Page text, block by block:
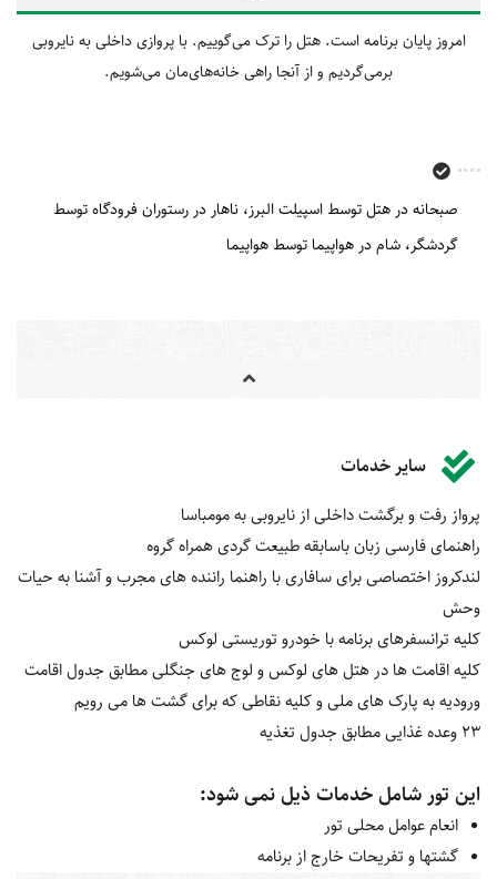
امروز پایان برنامه است. هتل را ترک می‌گوییم. با پروازی داخلی به نایروبی
برمی‌گردیم و از آنجا راهی خانه‌های‌مان می‌شویم.
صبحانه در هتل توسط اسپیلت البرز ناهار در رستوران فرودگاه توسط
گردشگر شام در هواپیما توسط هواپیما
سایر خدمات
پرواز رفت و برگشت داخلی از نایروبی به مومباسا
راهنمای فارسی زبان باسابقه طبیعت گردی همراه گروه
لندکروز اختصاصی برای سافاری با راهنما راننده ­های مجرب و آشنا به حیات
وحش
کلیه ترانسفرهای برنامه با خودرو توریستی لوکس
کلیه اقامت ها در هتل ‎های لوکس و لوج های جنگلی مطابق جدول اقامت
ورودیه به پارک های ملی و کلیه نقاطی که برای گشت ها می رویم
23 وعده غذایی مطابق جدول تغذیه
این تور شامل خدمات ذیل نمی شود:
انعام عوامل محلی تور
گشت‎ها و تفریحات خارج از برنامه